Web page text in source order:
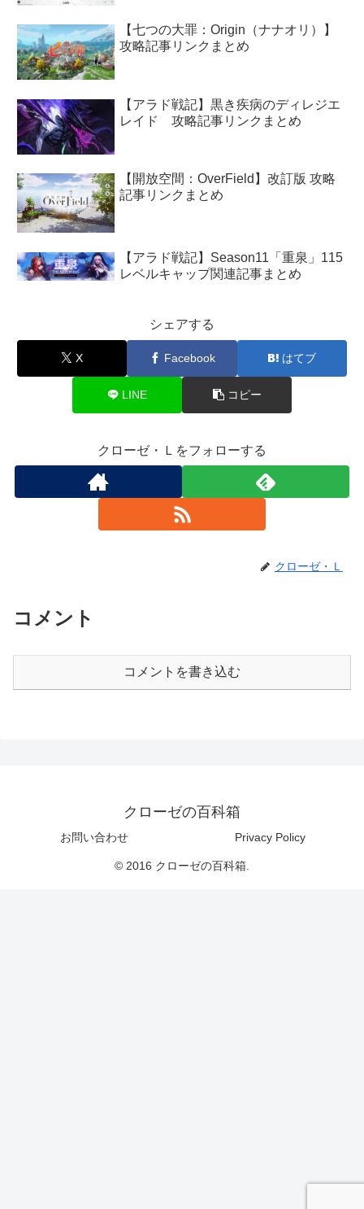
【七つの大罪：Origin（ナナオリ）】
攻略記事リンクまとめ
【アラド戦記】黒き疾病のディレジエ
レイド 攻略記事リンクまとめ
【開放空間：OverField】改訂版 攻略
記事リンクまとめ
【アラド戦記】Season11「重泉」115
レベルキャップ関連記事まとめ
シェアする
X Facebook はてブ
LINE コピー
クローゼ・Ｌをフォローする
クローゼ・Ｌ
コメント
コメントを書き込む
クローゼの百科箱
お問い合わせ Privacy Policy
© 2016 クローゼの百科箱.